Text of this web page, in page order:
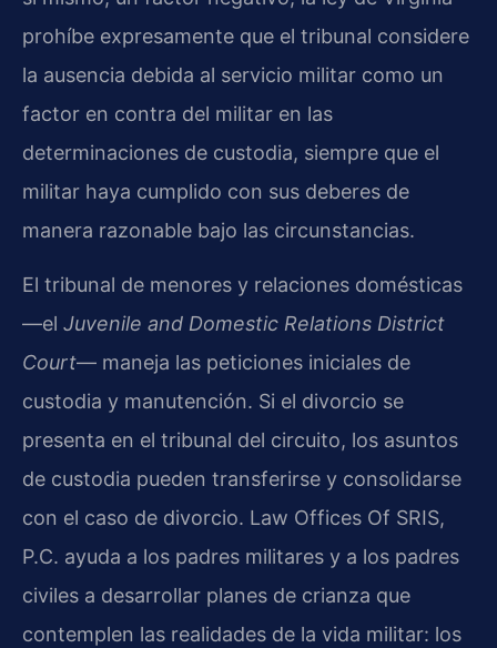
prohíbe expresamente que el tribunal considere
la ausencia debida al servicio militar como un
factor en contra del militar en las
determinaciones de custodia, siempre que el
militar haya cumplido con sus deberes de
manera razonable bajo las circunstancias.
El tribunal de menores y relaciones domésticas
—el Juvenile and Domestic Relations District
Court— maneja las peticiones iniciales de
custodia y manutención. Si el divorcio se
presenta en el tribunal del circuito, los asuntos
de custodia pueden transferirse y consolidarse
con el caso de divorcio. Law Offices Of SRIS,
P.C. ayuda a los padres militares y a los padres
civiles a desarrollar planes de crianza que
contemplen las realidades de la vida militar: los